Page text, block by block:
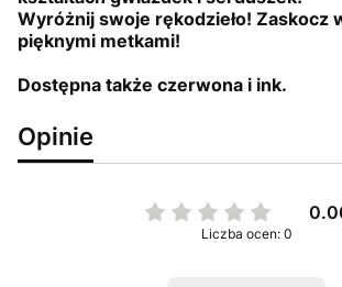
Wyróżnij swoje rękodzieło! Zaskocz
pięknymi metkami!
Dostępna także czerwona i ink.
Opinie
Liczba ocen: 0